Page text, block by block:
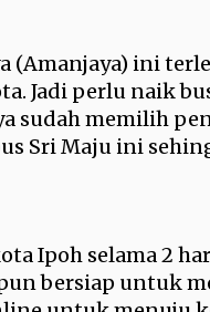
(Amanjaya) ini
Jadi perlu naik
sudah memilih
Sri Maju ini
Ipoh selama 2
bersiap untuk